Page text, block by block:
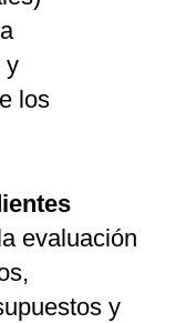
y
los
evaluación
y